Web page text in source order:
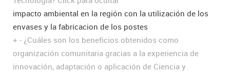
impacto ambiental en la región con la utilización de los
envases y la fabricacion de los postes
+ - ¿Cuáles son los beneficios obtenidos como
organización comunitaria gracias a la experiencia de
innovación, adaptación o aplicación de Ciencia y